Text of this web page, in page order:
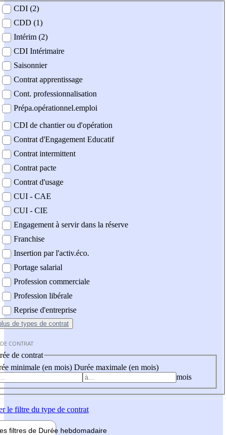
contrat
CDI (2)
CDD (1)
Intérim (2)
CDI Intérimaire
Saisonnier
Contrat apprentissage
Cont. professionnalisation
Prépa.opérationnel.emploi
CDI de chantier ou d'opération
Contrat d'Engagement Educatif
Contrat intermittent
Contrat pacte
Contrat d'usage
CUI - CAE
CUI - CIE
Engagement à servir dans la réserve
Franchise
Insertion par l'activ.éco.
Portage salarial
Profession commerciale
Profession libérale
Reprise d'entreprise
de types de contrat
CONTRAT
de contrat
minimale (en mois) Durée maximale (en mois)
mois
le filtre du type de contrat
filtres de Durée hebdomadaire